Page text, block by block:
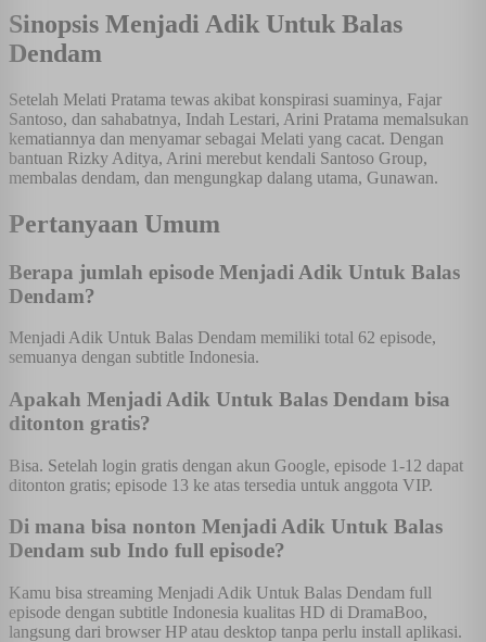
Sinopsis Menjadi Adik Untuk Balas
Dendam
Setelah Melati Pratama tewas akibat konspirasi suaminya, Fajar
Santoso, dan sahabatnya, Indah Lestari, Arini Pratama memalsukan
kematiannya dan menyamar sebagai Melati yang cacat. Dengan
bantuan Rizky Aditya, Arini merebut kendali Santoso Group,
membalas dendam, dan mengungkap dalang utama, Gunawan.
Pertanyaan Umum
Berapa jumlah episode Menjadi Adik Untuk Balas
Dendam?
Menjadi Adik Untuk Balas Dendam memiliki total 62 episode,
semuanya dengan subtitle Indonesia.
Apakah Menjadi Adik Untuk Balas Dendam bisa
ditonton gratis?
Bisa. Setelah login gratis dengan akun Google, episode 1-12 dapat
ditonton gratis; episode 13 ke atas tersedia untuk anggota VIP.
Di mana bisa nonton Menjadi Adik Untuk Balas
Dendam sub Indo full episode?
Kamu bisa streaming Menjadi Adik Untuk Balas Dendam full
episode dengan subtitle Indonesia kualitas HD di DramaBoo,
langsung dari browser HP atau desktop tanpa perlu install aplikasi.